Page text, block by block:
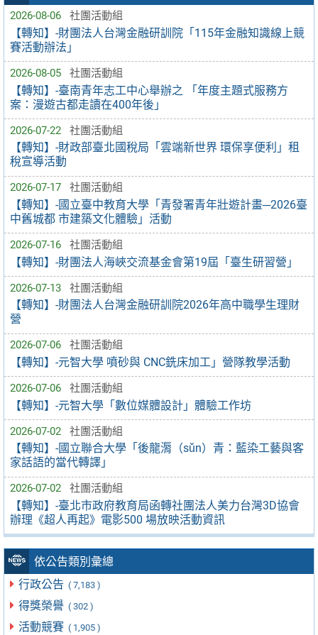
2026-08-06 社團活動組
【轉知】-財團法人台灣金融研訓院「115年金融知識線上競
賽活動辦法」
2026-08-05 社團活動組
【轉知】-臺南青年志工中心舉辦之 「年度主題式服務方
案：漫遊古都走讀在400年後」
2026-07-22 社團活動組
【轉知】-財政部臺北國稅局「雲端新世界 環保享便利」租
稅宣導活動
2026-07-17 社團活動組
【轉知】-國立臺中教育大學「青發署青年壯遊計畫─2026臺
中舊城都 市建築文化體驗」活動
2026-07-16 社團活動組
【轉知】-財團法人海峽交流基金會第19屆「臺生研習營」
2026-07-13 社團活動組
【轉知】-財團法人台灣金融研訓院2026年高中職學生理財
營
2026-07-06 社團活動組
【轉知】-元智大學 噴砂與 CNC銑床加工」營隊教學活動
2026-07-06 社團活動組
【轉知】-元智大學「數位媒體設計」體驗工作坊
2026-07-02 社團活動組
【轉知】-國立聯合大學「後龍漘（sǔn）青：藍染工藝與客
家話語的當代轉譯」
2026-07-02 社團活動組
【轉知】-臺北市政府教育局函轉社團法人美力台灣3D協會
辦理《超人再起》電影500 場放映活動資訊
依公告類別彙總
行政公告 ( 7,183 )
得獎榮譽 ( 302 )
活動競賽 ( 1,905 )